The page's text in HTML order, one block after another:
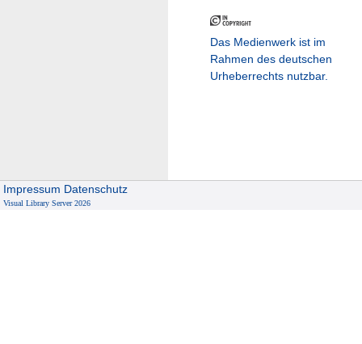
Das Medienwerk ist im
Rahmen des deutschen
Urheberrechts nutzbar.
Impressum Datenschutz
Visual Library Server 2026